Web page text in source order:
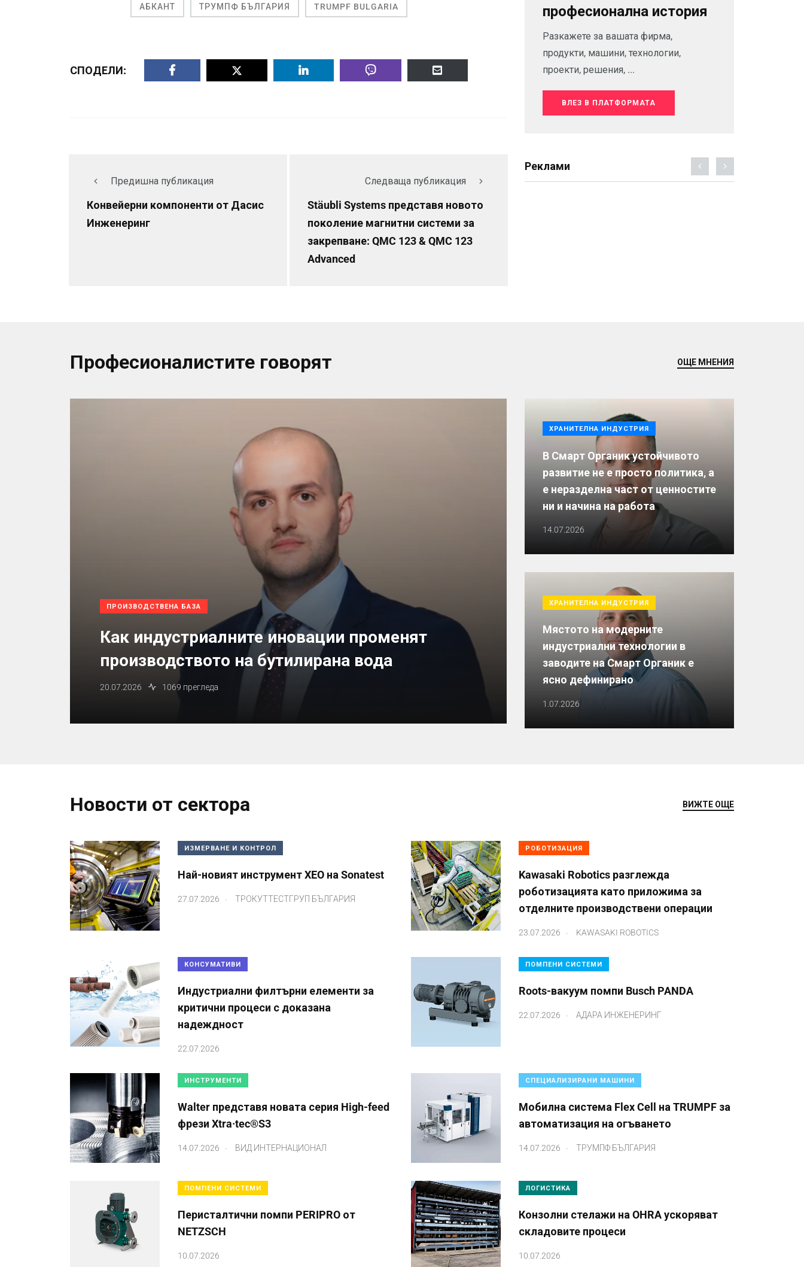
АБКАНТ ТРУМПФ БЪЛГАРИЯ TRUMPF BULGARIA
СПОДЕЛИ:
Предишна публикация
Конвейерни компоненти от Дасис
Инженеринг
Следваща публикация
Stäubli Systems представя новото
поколение магнитни системи за
закрепване: QMC 123 & QMC 123
Advanced
професионална история
Разкажете за вашата фирма,
продукти, машини, технологии,
проекти, решения, ...
ВЛЕЗ В ПЛАТФОРМАТА
Реклами
Професионалистите говорят ОЩЕ МНЕНИЯ
ПРОИЗВОДСТВЕНА БАЗА
Как индустриалните иновации променят
производството на бутилирана вода
20.07.2026 1069 прегледа
ХРАНИТЕЛНА ИНДУСТРИЯ
В Смарт Органик устойчивото
развитие не е просто политика, а
е неразделна част от ценностите
ни и начина на работа
14.07.2026
ХРАНИТЕЛНА ИНДУСТРИЯ
Мястото на модерните
индустриални технологии в
заводите на Смарт Органик е
ясно дефинирано
1.07.2026
Новости от сектора ВИЖТЕ ОЩЕ
ИЗМЕРВАНЕ И КОНТРОЛ
Най-новият инструмент XEO на Sonatest
27.07.2026 ТРОКУТТЕСТГРУП БЪЛГАРИЯ
РОБОТИЗАЦИЯ
Kawasaki Robotics разглежда
роботизацията като приложима за
отделните производствени операции
23.07.2026 KAWASAKI ROBOTICS
КОНСУМАТИВИ
Индустриални филтърни елементи за
критични процеси с доказана
надеждност
22.07.2026
ПОМПЕНИ СИСТЕМИ
Roots-вакуум помпи Busch PANDA
22.07.2026 АДАРА ИНЖЕНЕРИНГ
ИНСТРУМЕНТИ
Walter представя новата серия High-feed
фрези Xtra·tec®S3
14.07.2026 ВИД ИНТЕРНАЦИОНАЛ
СПЕЦИАЛИЗИРАНИ МАШИНИ
Mобилна система Flex Cell на TRUMPF за
автоматизация на огъването
14.07.2026 ТРУМПФ БЪЛГАРИЯ
ПОМПЕНИ СИСТЕМИ
Перисталтични помпи PERIPRO от
NETZSCH
10.07.2026
ЛОГИСТИКА
Конзолни стелажи на OHRA ускоряват
складовите процеси
10.07.2026